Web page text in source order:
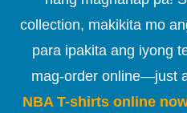
collection, makikita mo
para ipakita ang iyong
mag-order online—just
NBA T-shirts online